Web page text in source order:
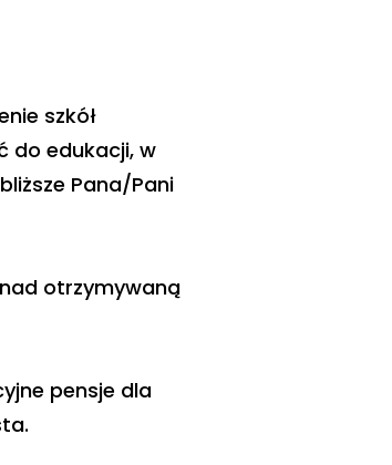
szkół
do edukacji, w
Pana/Pani
otrzymywaną
pensje dla